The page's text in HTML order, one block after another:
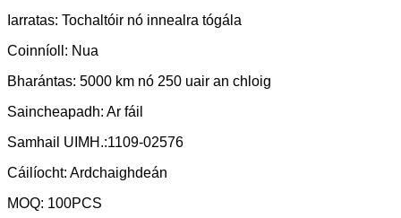
Iarratas: Tochaltóir nó innealra tógála
Coinníoll: Nua
Bharántas: 5000 km nó 250 uair an chloig
Saincheapadh: Ar fáil
Samhail UIMH.:1109-02576
Cáilíocht: Ardchaighdeán
MOQ: 100PCS